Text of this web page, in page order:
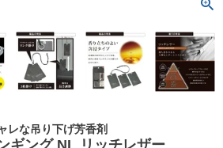
レな吊り下げ芳香剤